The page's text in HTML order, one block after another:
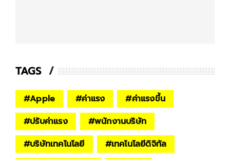
TAGS
#Apple #ค่าแรง #ค่าแรงขึ้น
#ปรับค่าแรง #พนักงานบริษัท
#บริษัทเทคโนโลยี #เทคโนโลยีดิจิทัล